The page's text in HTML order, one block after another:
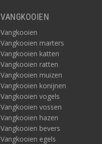
VANGKOOIEN
Vangkooien
Vangkooien marters
Vangkooien katten
Vangkooien ratten
Vangkooien muizen
Vangkooien konijnen
Vangkooien vogels
Vangkooien vossen
Vangkooien hazen
Vangkooien bevers
Vangkooien egels